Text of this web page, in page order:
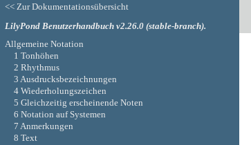
<< Zur Dokumentationsübersicht
LilyPond Benutzerhandbuch v2.26.0 (stable-branch).
Allgemeine Notation
1 Tonhöhen
2 Rhythmus
3 Ausdrucksbezeichnungen
4 Wiederholungszeichen
5 Gleichzeitig erscheinende Noten
6 Notation auf Systemen
7 Anmerkungen
8 Text